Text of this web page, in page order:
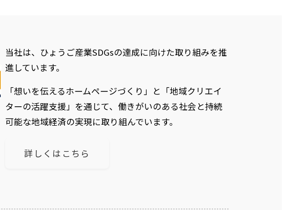
当社は、ひょうご産業SDGsの達成に向けた取り組みを推
進しています。
「想いを伝えるホームページづくり」と「地域クリエイ
ターの活躍支援」を通じて、働きがいのある社会と持続
可能な地域経済の実現に取り組んでいます。
詳しくはこちら